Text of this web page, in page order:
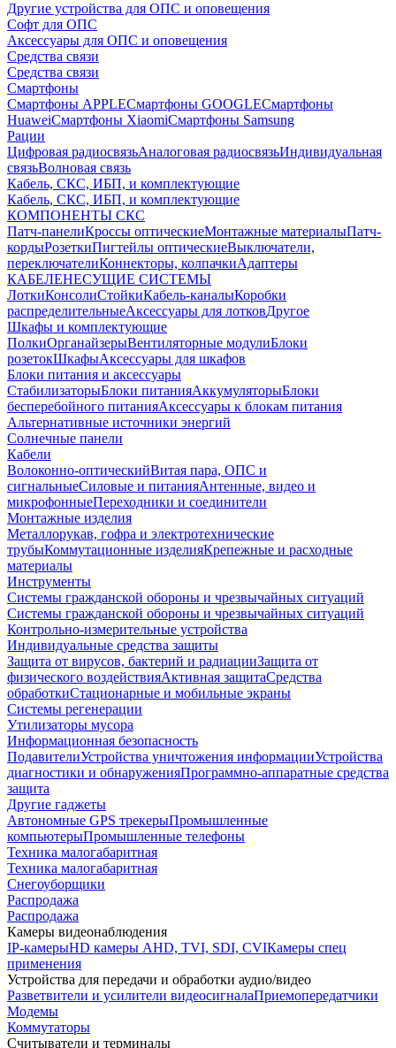
Другие устройства для ОПС и оповещения
Софт для ОПС
Аксессуары для ОПС и оповещения
Средства связи
Средства связи
Смартфоны
Смартфоны APPLEСмартфоны GOOGLEСмартфоны
HuaweiСмартфоны XiaomiСмартфоны Samsung
Рации
Цифровая радиосвязьАналоговая радиосвязьИндивидуальная
связьВолновая связь
Кабель, СКС, ИБП, и комплектующие
Кабель, СКС, ИБП, и комплектующие
КОМПОНЕНТЫ СКС
Патч-панелиКроссы оптическиеМонтажные материалыПатч-
кордыРозеткиПигтейлы оптическиеВыключатели,
переключателиКоннекторы, колпачкиАдаптеры
КАБЕЛЕНЕСУЩИЕ СИСТЕМЫ
ЛоткиКонсолиСтойкиКабель-каналыКоробки
распределительныеАксессуары для лотковДругое
Шкафы и комплектующие
ПолкиОрганайзерыВентиляторные модулиБлоки
розетокШкафыАксессуары для шкафов
Блоки питания и аксессуары
СтабилизаторыБлоки питанияАккумуляторыБлоки
бесперебойного питанияАксессуары к блокам питания
Альтернативные источники энергий
Солнечные панели
Кабели
Волоконно-оптическийВитая пара, ОПС и
сигнальныеСиловые и питанияАнтенные, видео и
микрофонныеПереходники и соединители
Монтажные изделия
Металлорукав, гофра и электротехнические
трубыКоммутационные изделияКрепежные и расходные
материалы
Инструменты
Системы гражданской обороны и чрезвычайных ситуаций
Системы гражданской обороны и чрезвычайных ситуаций
Контрольно-измерительные устройства
Индивидуальные средства защиты
Защита от вирусов, бактерий и радиацииЗащита от
физического воздействияАктивная защитаСредства
обработкиСтационарные и мобильные экраны
Системы регенерации
Утилизаторы мусора
Информационная безопасность
ПодавителиУстройства уничтожения информацииУстройства
диагностики и обнаруженияПрограммно-аппаратные средства
защита
Другие гаджеты
Автономные GPS трекерыПромышленные
компьютерыПромышленные телефоны
Техника малогабаритная
Техника малогабаритная
Снегоуборщики
Распродажа
Распродажа
Камеры видеонаблюдения
IP-камерыHD камеры AHD, TVI, SDI, CVIКамеры спец
применения
Устройства для передачи и обработки аудио/видео
Разветвители и усилители видеосигналаПриемопередатчики
Модемы
Коммутаторы
Считыватели и терминалы